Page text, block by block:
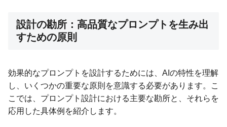
設計の勘所：高品質なプロンプトを生み出
すための原則
効果的なプロンプトを設計するためには、AIの特性を理解
し、いくつかの重要な原則を意識する必要があります。こ
こでは、プロンプト設計における主要な勘所と、それらを
応用した具体例を紹介します。